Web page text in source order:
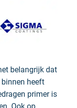
belangrijk dat
heeft
primer is